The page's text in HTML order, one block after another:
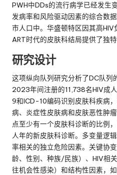
PWH中DDs的流行病学已经发生
发病率和风险驱动因素的综合数
市人口中。华盛顿特区因其高
ART时代的皮肤科结局提供了独特
研究设计
这项纵向队列研究分析了DC队列
2023年间注册的11,738名HIV成
9和ICD-10编码识别皮肤科疾病
病、炎症性皮肤病和皮肤恶性肿
点至少有一个皮肤科诊断的比例
人年的新皮肤科诊断。多变量逻
率相关的独立危险因素。关键协
龄、性别、种族/民族）、HIV相
往机会性感染）和结构性因素，如